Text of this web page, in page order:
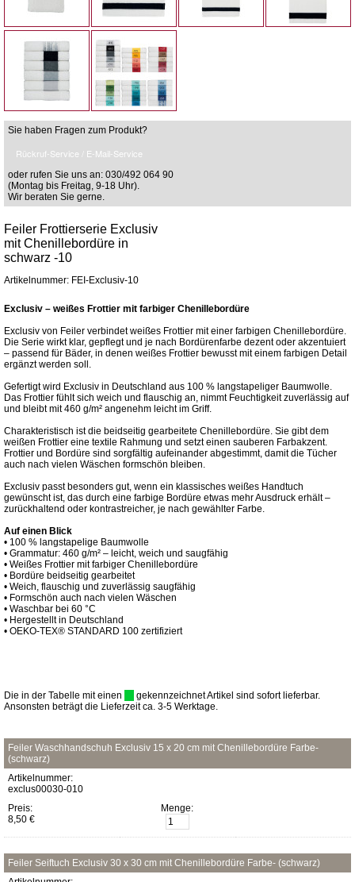
Sie haben Fragen zum Produkt?
Rückruf-Service / E-Mail-Service
oder rufen Sie uns an: 030/492 064 90
(Montag bis Freitag, 9-18 Uhr).
Wir beraten Sie gerne.
Feiler Frottierserie Exclusiv
mit Chenillebordüre in
schwarz -10
Artikelnummer: FEI-Exclusiv-10
Exclusiv – weißes Frottier mit farbiger Chenillebordüre
Exclusiv von Feiler verbindet weißes Frottier mit einer farbigen Chenillebordüre.
Die Serie wirkt klar, gepflegt und je nach Bordürenfarbe dezent oder akzentuiert
– passend für Bäder, in denen weißes Frottier bewusst mit einem farbigen Detail
ergänzt werden soll.
Gefertigt wird Exclusiv in Deutschland aus 100 % langstapeliger Baumwolle.
Das Frottier fühlt sich weich und flauschig an, nimmt Feuchtigkeit zuverlässig auf
und bleibt mit 460 g/m² angenehm leicht im Griff.
Charakteristisch ist die beidseitig gearbeitete Chenillebordüre. Sie gibt dem
weißen Frottier eine textile Rahmung und setzt einen sauberen Farbakzent.
Frottier und Bordüre sind sorgfältig aufeinander abgestimmt, damit die Tücher
auch nach vielen Wäschen formschön bleiben.
Exclusiv passt besonders gut, wenn ein klassisches weißes Handtuch
gewünscht ist, das durch eine farbige Bordüre etwas mehr Ausdruck erhält –
zurückhaltend oder kontrastreicher, je nach gewählter Farbe.
Auf einen Blick
• 100 % langstapelige Baumwolle
• Grammatur: 460 g/m² – leicht, weich und saugfähig
• Weißes Frottier mit farbiger Chenillebordüre
• Bordüre beidseitig gearbeitet
• Weich, flauschig und zuverlässig saugfähig
• Formschön auch nach vielen Wäschen
• Waschbar bei 60 °C
• Hergestellt in Deutschland
• OEKO-TEX® STANDARD 100 zertifiziert
Die in der Tabelle mit einen
gekennzeichnet Artikel sind sofort lieferbar.
Ansonsten beträgt die Lieferzeit ca. 3-5 Werktage.
Feiler Waschhandschuh Exclusiv 15 x 20 cm mit Chenillebordüre Farbe-
(schwarz)
Artikelnummer:
exclus00030-010
Preis:
8,50 €
Menge:
Feiler Seiftuch Exclusiv 30 x 30 cm mit Chenillebordüre Farbe- (schwarz)